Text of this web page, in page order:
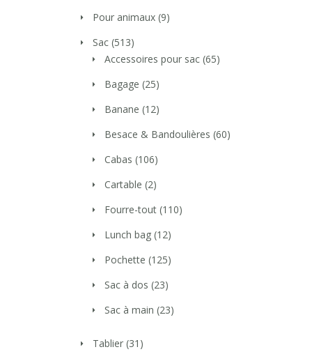
Pour animaux (9)
Sac (513)
Accessoires pour sac (65)
Bagage (25)
Banane (12)
Besace & Bandoulières (60)
Cabas (106)
Cartable (2)
Fourre-tout (110)
Lunch bag (12)
Pochette (125)
Sac à dos (23)
Sac à main (23)
Tablier (31)